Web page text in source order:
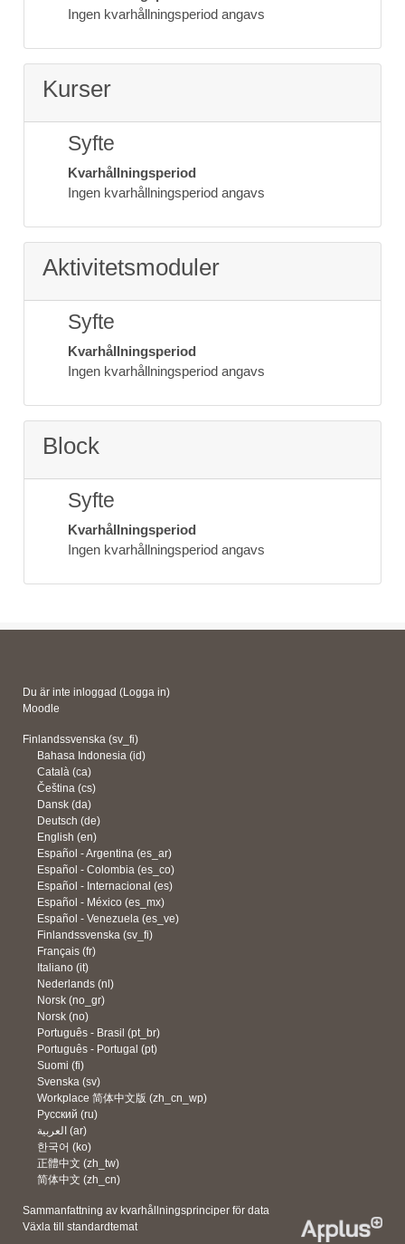
Ingen kvarhållningsperiod angavs
Kurser
Syfte
Kvarhållningsperiod
Ingen kvarhållningsperiod angavs
Aktivitetsmoduler
Syfte
Kvarhållningsperiod
Ingen kvarhållningsperiod angavs
Block
Syfte
Kvarhållningsperiod
Ingen kvarhållningsperiod angavs
Du är inte inloggad (Logga in)
Moodle
Finlandssvenska ‎(sv_fi)‎
Bahasa Indonesia ‎(id)‎
Català ‎(ca)‎
Čeština ‎(cs)‎
Dansk ‎(da)‎
Deutsch ‎(de)‎
English ‎(en)‎
Español - Argentina ‎(es_ar)‎
Español - Colombia ‎(es_co)‎
Español - Internacional ‎(es)‎
Español - México ‎(es_mx)‎
Español - Venezuela ‎(es_ve)‎
Finlandssvenska ‎(sv_fi)‎
Français ‎(fr)‎
Italiano ‎(it)‎
Nederlands ‎(nl)‎
Norsk ‎(no_gr)‎
Norsk ‎(no)‎
Português - Brasil ‎(pt_br)‎
Português - Portugal ‎(pt)‎
Suomi ‎(fi)‎
Svenska ‎(sv)‎
Workplace 简体中文版 ‎(zh_cn_wp)‎
Русский ‎(ru)‎
العربية ‎(ar)‎
한국어 ‎(ko)‎
正體中文 ‎(zh_tw)‎
简体中文 ‎(zh_cn)‎
Sammanfattning av kvarhållningsprinciper för data
Växla till standardtemat